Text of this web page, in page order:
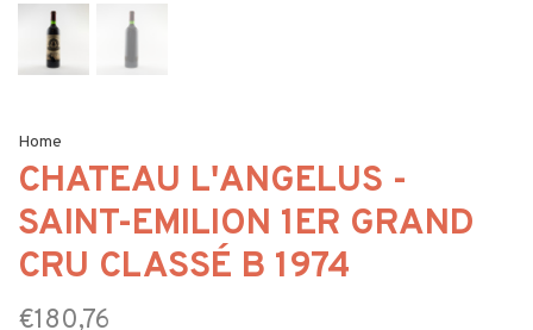
Home
CHATEAU L'ANGELUS -
SAINT-EMILION 1ER GRAND
CRU CLASSÉ B 1974
€180,76